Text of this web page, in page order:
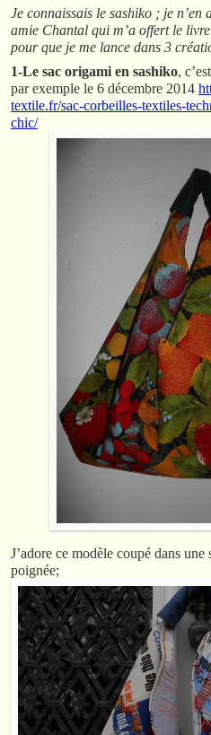
Je connaissais le sashiko ; je
amie Chantal qui m’a offert le
pour que je me lance dans 3
1-Le sac origami en sashiko,
par exemple le 6 décembre 2014
textile.fr/sac-corbeilles-textiles-
chic/
J’adore ce modèle coupé dans
poignée;